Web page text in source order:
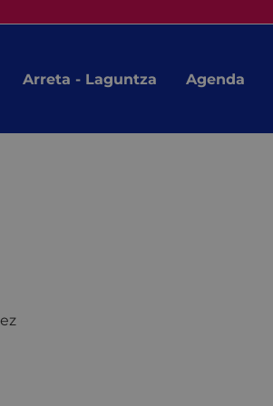
Arreta - Laguntza Agenda